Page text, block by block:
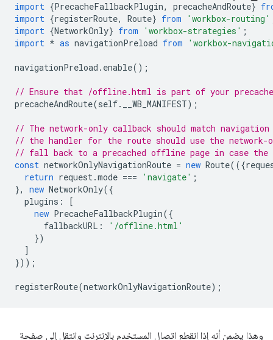
import {PrecacheFallbackPlugin, precacheAndRoute}
import {registerRoute, Route} from 'workbox-routing'
import {NetworkOnly} from 'workbox-strategies' ;
import * as navigationPreload from 'workbox-
navigationPreload . enable();
// Ensure that /offline.html is part of your
precacheAndRoute(self. __WB_MANIFEST);
// The network-only callback should match navigation
// the handler for the route should use the
// fall back to a precached offline page in case
const networkOnlyNavigationRoute = new Route(({
return request.mode === 'navigate' ;
},
new NetworkOnly({
plugins :
[
new PrecacheFallbackPlugin({
fallbackURL :
'/offline.html'
})
]
}));
registerRoute(networkOnlyNavigationRoute);
وهذا يضمن أنه إذا انقطع اتصال المستخدم بالإنترنت وانتقل إلى صفحة